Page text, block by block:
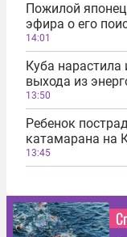
Пожилой
эфира о его
14:01
Куба
выхода из
13:50
Ребенок
катамарана на
13:45